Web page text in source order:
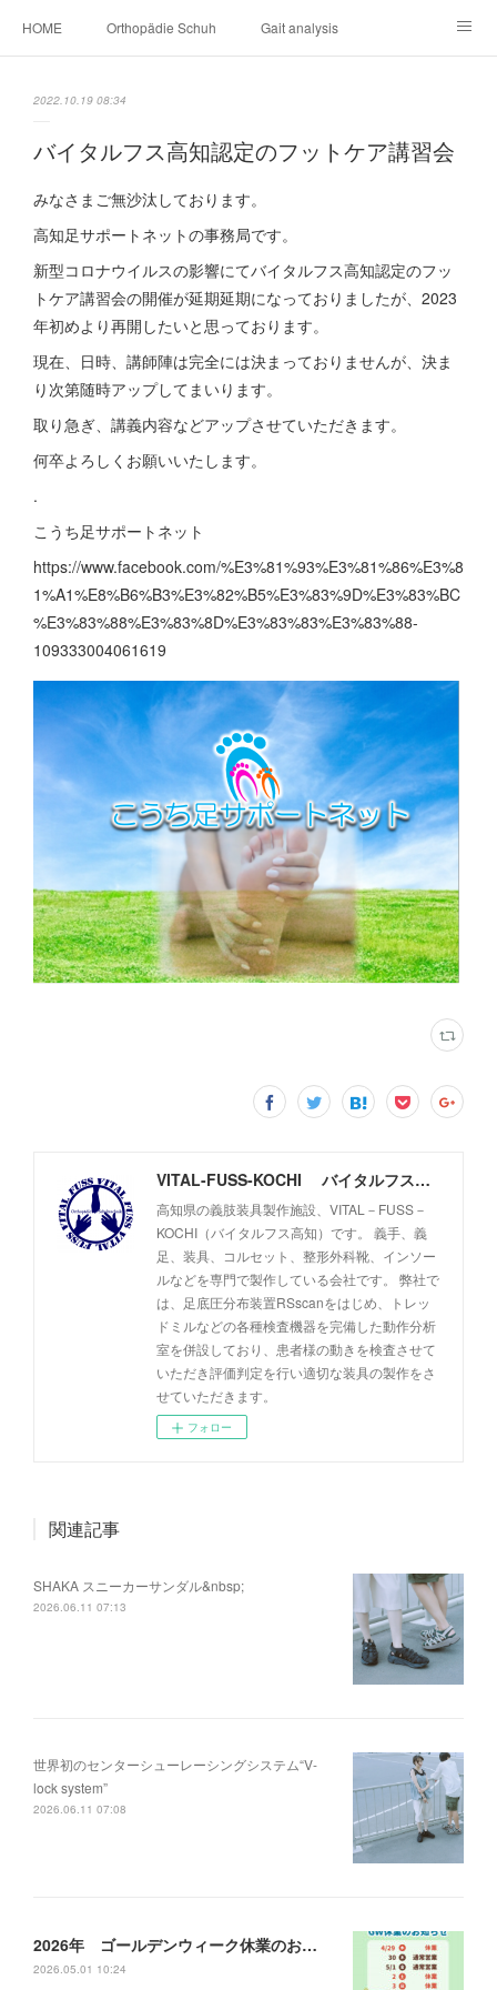
HOME Orthopädie Schuh Gait analysis
新卒者・中途者採用情報 介護シューズ ”らくつ”
2022.10.19 08:34
バイタルフス高知認定のフットケア講習会
みなさまご無沙汰しております。
高知足サポートネットの事務局です。
新型コロナウイルスの影響にてバイタルフス高知認定のフッ
トケア講習会の開催が延期延期になっておりましたが、2023
年初めより再開したいと思っております。
現在、日時、講師陣は完全には決まっておりませんが、決ま
り次第随時アップしてまいります。
取り急ぎ、講義内容などアップさせていただきます。
何卒よろしくお願いいたします。
.
こうち足サポートネット
https://www.facebook.com/%E3%81%93%E3%81%86%E3%8
1%A1%E8%B6%B3%E3%82%B5%E3%83%9D%E3%83%BC
%E3%83%88%E3%83%8D%E3%83%83%E3%83%88-
109333004061619
VITAL-FUSS-KOCHI バイタルフス高知
高知県の義肢装具製作施設、VITAL－FUSS－
KOCHI（バイタルフス高知）です。 義手、義
足、装具、コルセット、整形外科靴、インソー
ルなどを専門で製作している会社です。 弊社で
は、足底圧分布装置RSscanをはじめ、トレッ
ドミルなどの各種検査機器を完備した動作分析
室を併設しており、患者様の動きを検査させて
いただき評価判定を行い適切な装具の製作をさ
せていただきます。
フォロー
関連記事
SHAKA スニーカーサンダル&nbsp;
2026.06.11 07:13
世界初のセンターシューレーシングシステム“V-
lock system”
2026.06.11 07:08
2026年 ゴールデンウィーク休業のお知らせ
2026.05.01 10:24